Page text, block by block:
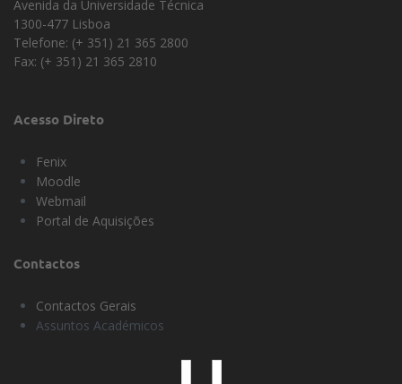
Regulamentos
Corrupção (RGPC)
Subvenções e Benefícios Públicos
Avenida da Universidade Técnica
1300-477 Lisboa
Telefone: (+ 351) 21 365 2800
Fax: (+ 351) 21 365 2810
Acesso Direto
Fenix
Moodle
Webmail
Portal de Aquisições
Contactos
Contactos Gerais
Assuntos Académicos